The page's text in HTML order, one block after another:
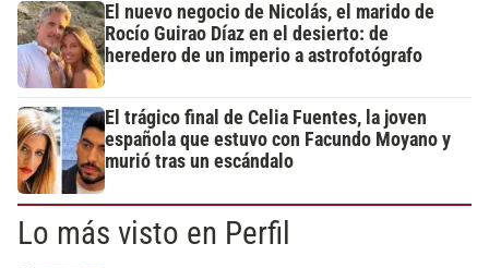
El nuevo negocio de Nicolás, el marido de
Rocío Guirao Díaz en el desierto: de
heredero de un imperio a astrofotógrafo
El trágico final de Celia Fuentes, la joven
española que estuvo con Facundo Moyano y
murió tras un escándalo
Lo más visto en Perfil